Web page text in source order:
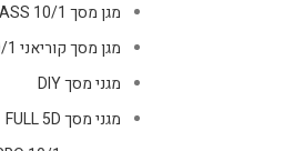
מגן מסך GLASS 10/1
מגן מסך קוריאני 10/1
מגני מסך DIY
מגני מסך FULL 5D